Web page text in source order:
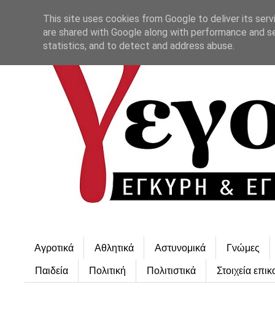
Αγροτικά Αθλητικά Αστυνομικά Γνώμες
Παιδεία Πολιτική Πολιτιστικά Στοιχεία
This site uses cookies from Google to deliver its
are shared with Google along with performance and
statistics, and to detect and address abuse.